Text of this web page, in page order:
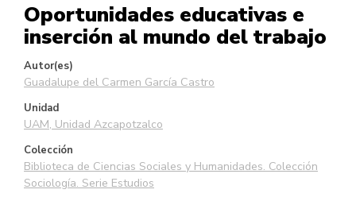
galería
Oportunidades educativas e
inserción al mundo del trabajo
Autor(es)
Guadalupe del Carmen García Castro
Unidad
UAM, Unidad Azcapotzalco
Colección
Biblioteca de Ciencias Sociales y Humanidades. Colección
Sociología. Serie Estudios